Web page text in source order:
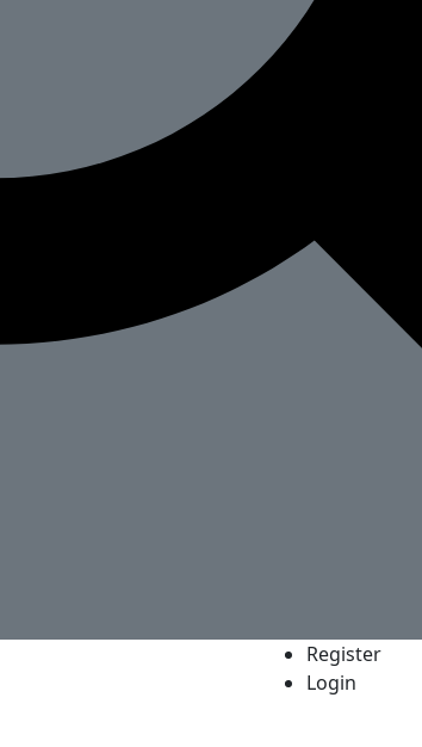
Register
Login